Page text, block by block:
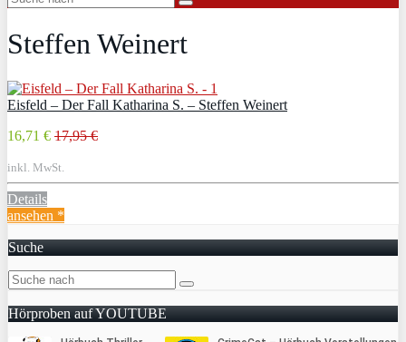
Steffen Weinert
Eisfeld – Der Fall Katharina S. – Steffen Weinert
16,71 € 17,95 €
inkl. MwSt.
Details
ansehen *
Suche
Hörproben auf YOUTUBE